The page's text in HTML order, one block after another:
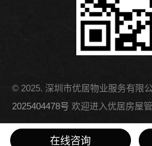
© 2025. 深圳市优居物业服务有限
2025404478号 欢迎进入优居房屋
友情链接：优家网租房
在线咨询